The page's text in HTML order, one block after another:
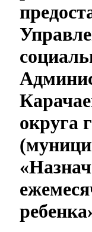
округа